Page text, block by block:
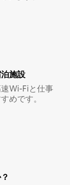
施⁠設
Wi-Fiと仕事
めです。